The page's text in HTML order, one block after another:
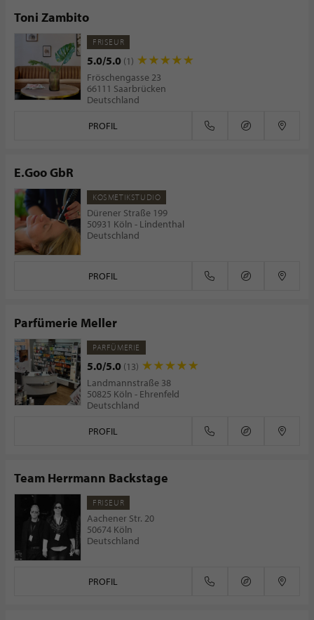
Toni Zambito
FRISEUR
5.0/5.0 (1)
Fröschengasse 23
66111 Saarbrücken
Deutschland
PROFIL
E.Goo GbR
KOSMETIKSTUDIO
Dürener Straße 199
50931 Köln - Lindenthal
Deutschland
PROFIL
Parfümerie Meller
PARFÜMERIE
5.0/5.0 (13)
Landmannstraße 38
50825 Köln - Ehrenfeld
Deutschland
PROFIL
Team Herrmann Backstage
FRISEUR
Aachener Str. 20
50674 Köln
Deutschland
PROFIL